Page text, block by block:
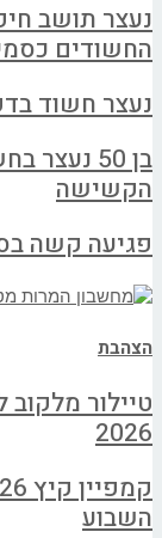
נעצר תושב
החשודים
נעצר חשוד
בן 50
הקשישה
פגיעה קשה
הצהבת
טיילור
2026
השבוע